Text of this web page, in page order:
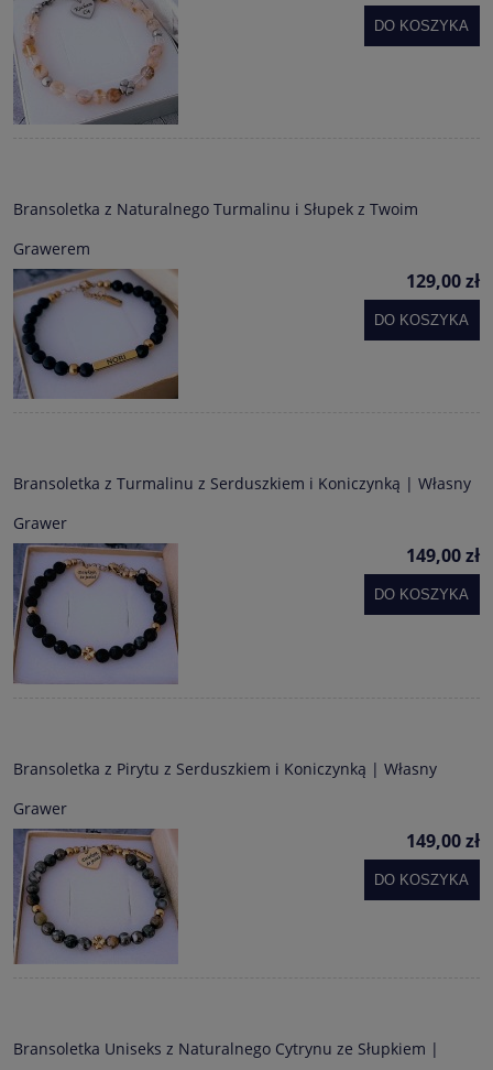
DO KOSZYKA
Bransoletka z Naturalnego Turmalinu i Słupek z Twoim
Grawerem
129,00 zł
DO KOSZYKA
Bransoletka z Turmalinu z Serduszkiem i Koniczynką | Własny
Grawer
149,00 zł
DO KOSZYKA
Bransoletka z Pirytu z Serduszkiem i Koniczynką | Własny
Grawer
149,00 zł
DO KOSZYKA
Bransoletka Uniseks z Naturalnego Cytrynu ze Słupkiem |